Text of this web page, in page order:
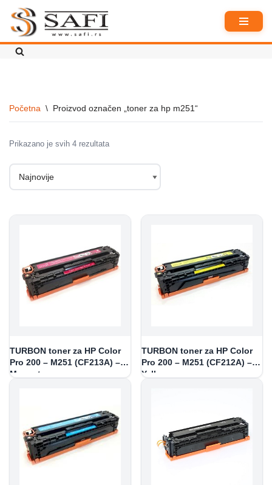
Skoči
na
Početna \ Proizvod označen „toner za hp m251“
Prikazano je svih 4 rezultata
TURBON toner za HP Color
Pro 200 – M251 (CF213A) –
Magenta
TURBON toner za HP Color
Pro 200 – M251 (CF212A) –
Yellow